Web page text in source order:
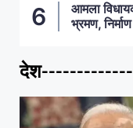
आमला
भ्रमण,